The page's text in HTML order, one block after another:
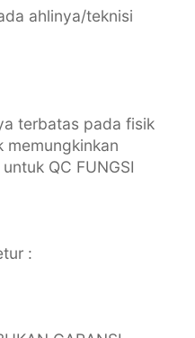
ahlinya/teknisi
terbatas pada fisik
memungkinkan
QC FUNGSI
: